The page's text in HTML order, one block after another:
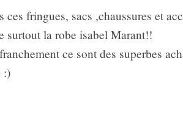
ces fringues, sacs ,chaussures et
surtout la robe isabel Marant!!
ce sont des superbes
:)